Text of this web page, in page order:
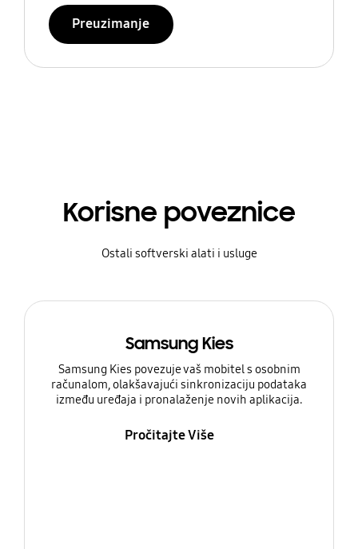
Preuzimanje
Korisne poveznice
Ostali softverski alati i usluge
Samsung Kies
Samsung Kies povezuje vaš mobitel s osobnim
računalom, olakšavajući sinkronizaciju podataka
između uređaja i pronalaženje novih aplikacija.
Pročitajte Više